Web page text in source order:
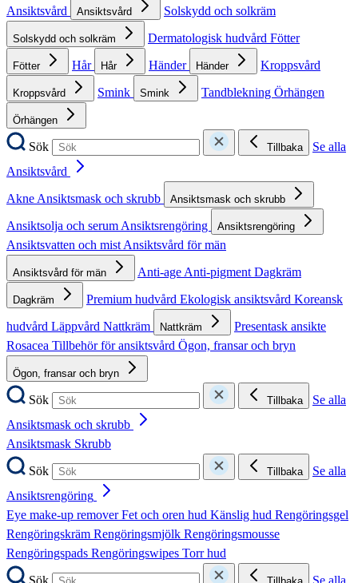
Ansiktsvård
Ansiktsvård Solskydd och solkräm
Solskydd och solkräm Dermatologisk hudvård Fötter
Fötter Hår Hår Händer Händer Kroppsvård
Kroppsvård Smink Smink Tandblekning Örhängen
Örhängen
Sök Tillbaka
Se alla
Ansiktsvård
AkneAnsiktsmask och skrubb Ansiktsmask och skrubb
Ansiktsolja och serumAnsiktsrengöring Ansiktsrengöring
Ansiktsvatten och mistAnsiktsvård för män
Ansiktsvård för män Anti-ageAnti-pigmentDagkräm
Dagkräm Premium hudvård Ekologisk ansiktsvård Koreansk
hudvård Läppvård Nattkräm Nattkräm
Presentask ansikte
Rosacea Tillbehör för ansiktsvård Ögon, fransar och bryn
Ögon, fransar och bryn
Sök Tillbaka
Se alla
Ansiktsmask och skrubb
Ansiktsmask Skrubb
Sök
Tillbaka
Se alla
Ansiktsrengöring
Eye make-up removerFet och oren hud Känslig hud Rengöringsgel
Rengöringskräm Rengöringsmjölk Rengöringsmousse
Rengöringspads Rengöringswipes Torr hud